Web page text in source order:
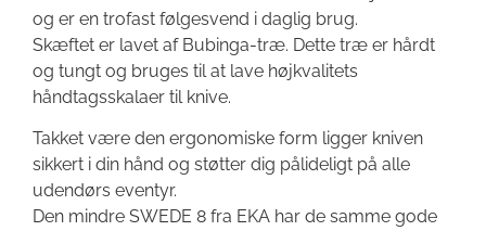
og er en trofast følgesvend i daglig brug.
Skæftet er lavet af Bubinga-træ. Dette træ er hårdt
og tungt og bruges til at lave højkvalitets
håndtagsskalaer til knive.
Takket være den ergonomiske form ligger kniven
sikkert i din hånd og støtter dig pålideligt på alle
udendørs eventyr.
Den mindre SWEDE 8 fra EKA har de samme gode